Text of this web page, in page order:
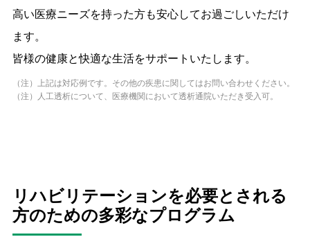
高い医療ニーズを持った方も安心してお過ごしいただけ
ます。
皆様の健康と快適な生活をサポートいたします。
（注）上記は対応例です。その他の疾患に関してはお問い合わせください。
（注）人工透析について、医療機関において透析通院いただき受入可。
リハビリテーションを必要とされる
方のための多彩なプログラム